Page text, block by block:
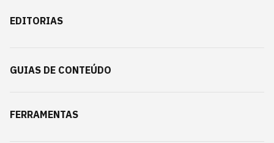
EDITORIAS
GUIAS DE CONTEÚDO
FERRAMENTAS